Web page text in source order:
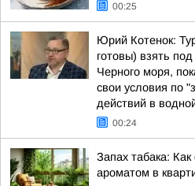
00:25
Юрий Котенок:
готовы) взять
Черного моря,
свои условия по
действий в
00:24
Запах табака:
ароматом в